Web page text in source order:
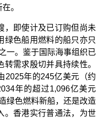
。
，即使计及已订购但尚未
绿色船用燃料的船只亦只
一。鉴于国际海事组织已
需求殷切并具持续性。
2025年的245亿美元（约
年的超过1,096亿美元
绿色燃料新船，还是改造
。香港实行普通法，为世